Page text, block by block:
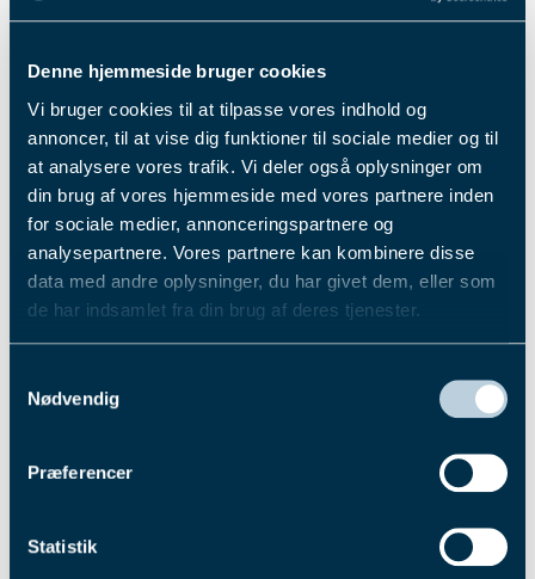
Denne hjemmeside bruger cookies
Vi bruger cookies til at tilpasse vores indhold og
annoncer, til at vise dig funktioner til sociale medier og til
at analysere vores trafik. Vi deler også oplysninger om
din brug af vores hjemmeside med vores partnere inden
for sociale medier, annonceringspartnere og
analysepartnere. Vores partnere kan kombinere disse
data med andre oplysninger, du har givet dem, eller som
de har indsamlet fra din brug af deres tjenester.
personoplysninger i vores privatlivspolitik, som du
Nødvendig
Præferencer
Statistik